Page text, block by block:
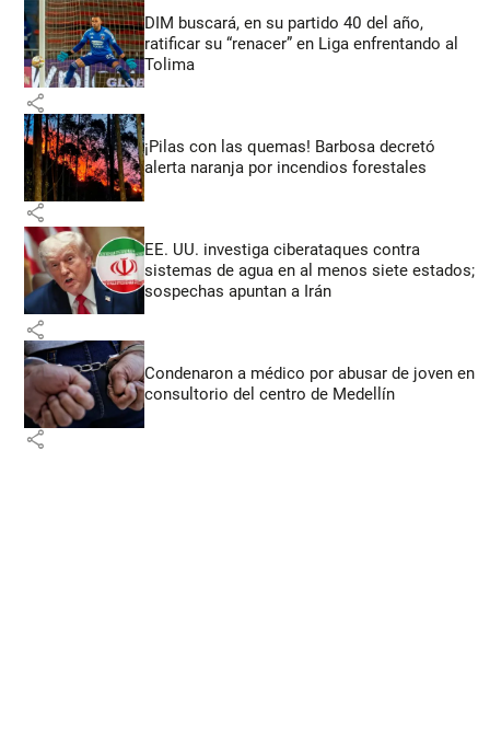
DIM buscará, en su partido 40 del año,
ratificar su “renacer” en Liga enfrentando al
Tolima
share
¡Pilas con las quemas! Barbosa decretó
alerta naranja por incendios forestales
share
EE. UU. investiga ciberataques contra
sistemas de agua en al menos siete estados;
sospechas apuntan a Irán
share
Condenaron a médico por abusar de joven en
consultorio del centro de Medellín
share